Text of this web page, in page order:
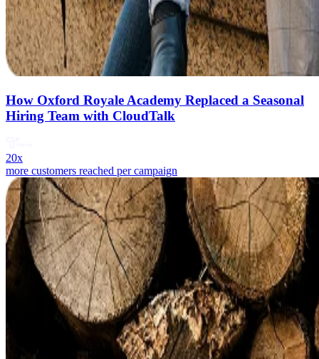
How Oxford Royale Academy Replaced a Seasonal
Hiring Team with CloudTalk
20x
more customers reached per campaign